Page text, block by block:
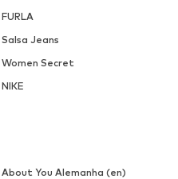
FURLA
Salsa Jeans
Women Secret
NIKE
About You Alemanha (en)